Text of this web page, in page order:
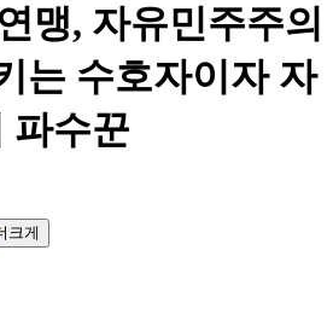
맹, 자유민주주의
는 수호자이자 자
파수꾼